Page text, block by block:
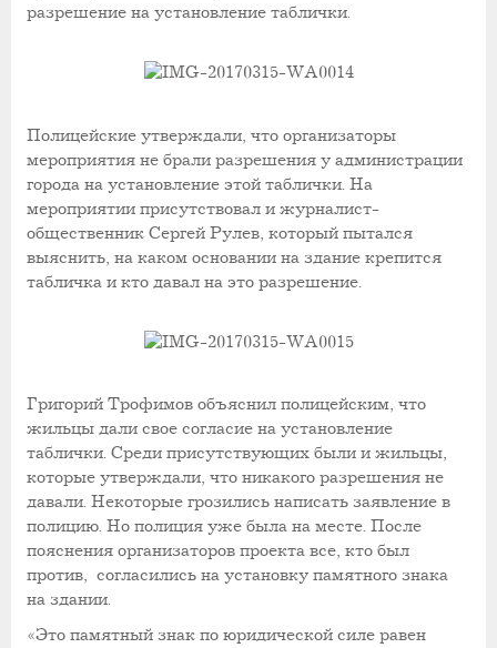
разрешение на установление таблички.
Полицейские утверждали, что организаторы
мероприятия не брали разрешения у администрации
города на установление этой таблички. На
мероприятии присутствовал и журналист-
общественник Сергей Рулев, который пытался
выяснить, на каком основании на здание крепится
табличка и кто давал на это разрешение.
Григорий Трофимов объяснил полицейским, что
жильцы дали свое согласие на установление
таблички. Среди присутствующих были и жильцы,
которые утверждали, что никакого разрешения не
давали. Некоторые грозились написать заявление в
полицию. Но полиция уже была на месте. После
пояснения организаторов проекта все, кто был
против, согласились на установку памятного знака
на здании.
«Это памятный знак по юридической силе равен